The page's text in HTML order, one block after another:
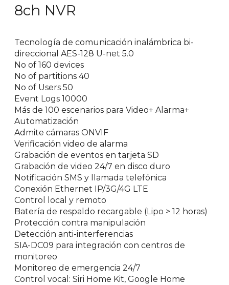
8ch NVR
Tecnología de comunicación inalámbrica bi-
direccional AES-128 U-net 5.0
No of 160 devices
No of partitions 40
No of Users 50
Event Logs 10000
Más de 100 escenarios para Video+ Alarma+
Automatización
Admite cámaras ONVIF
Verificación video de alarma
Grabación de eventos en tarjeta SD
Grabación de video 24/7 en disco duro
Notificación SMS y llamada telefónica
Conexión Ethernet IP/3G/4G LTE
Control local y remoto
Batería de respaldo recargable (Lipo > 12 horas)
Protección contra manipulación
Detección anti-interferencias
SIA-DC09 para integración con centros de
monitoreo
Monitoreo de emergencia 24/7
Control vocal: Siri Home Kit, Google Home